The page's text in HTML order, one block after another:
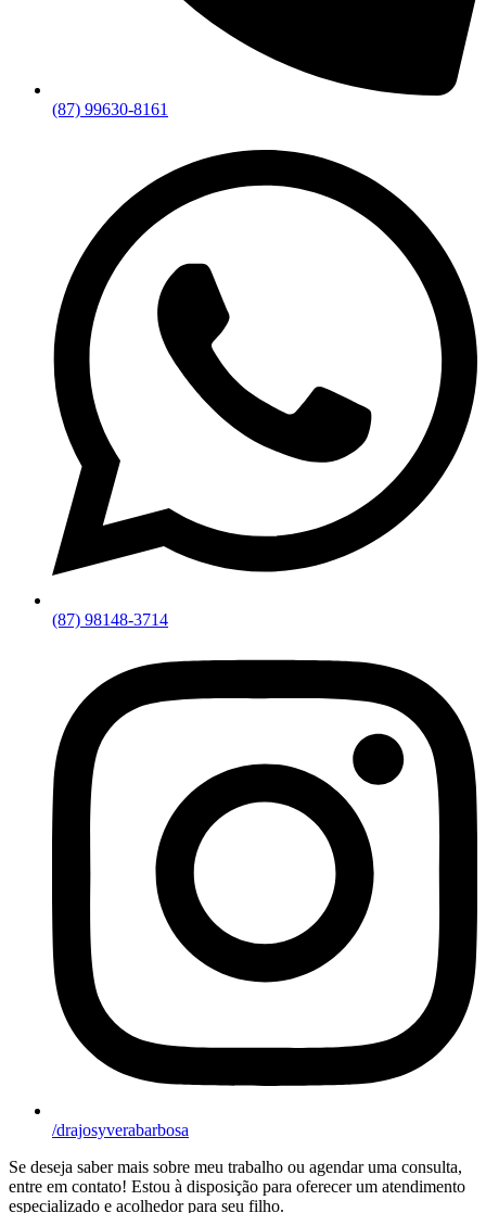
(87) 99630-8161
(87) 98148-3714
/drajosyverabarbosa
Se deseja saber mais sobre meu trabalho ou agendar uma consulta,
entre em contato! Estou à disposição para oferecer um atendimento
especializado e acolhedor para seu filho.